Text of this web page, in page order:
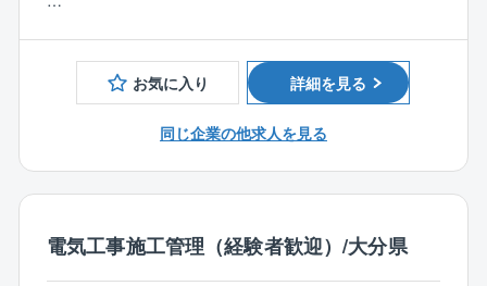
・工事現場において、監理業務などを主軸とし就業し
ていただきます。
今までの経験を活かしながら、さらに１歩先の業務が
できることも魅力です。
スキルの高い技術者が数多く在籍していることより電
気工事・配管・空調・消防設備・建築・土木をワンス
お気に入り 詳細を見る
同じ企業の他求人を見る
電気工事施工管理（経験者歓迎）/大分県